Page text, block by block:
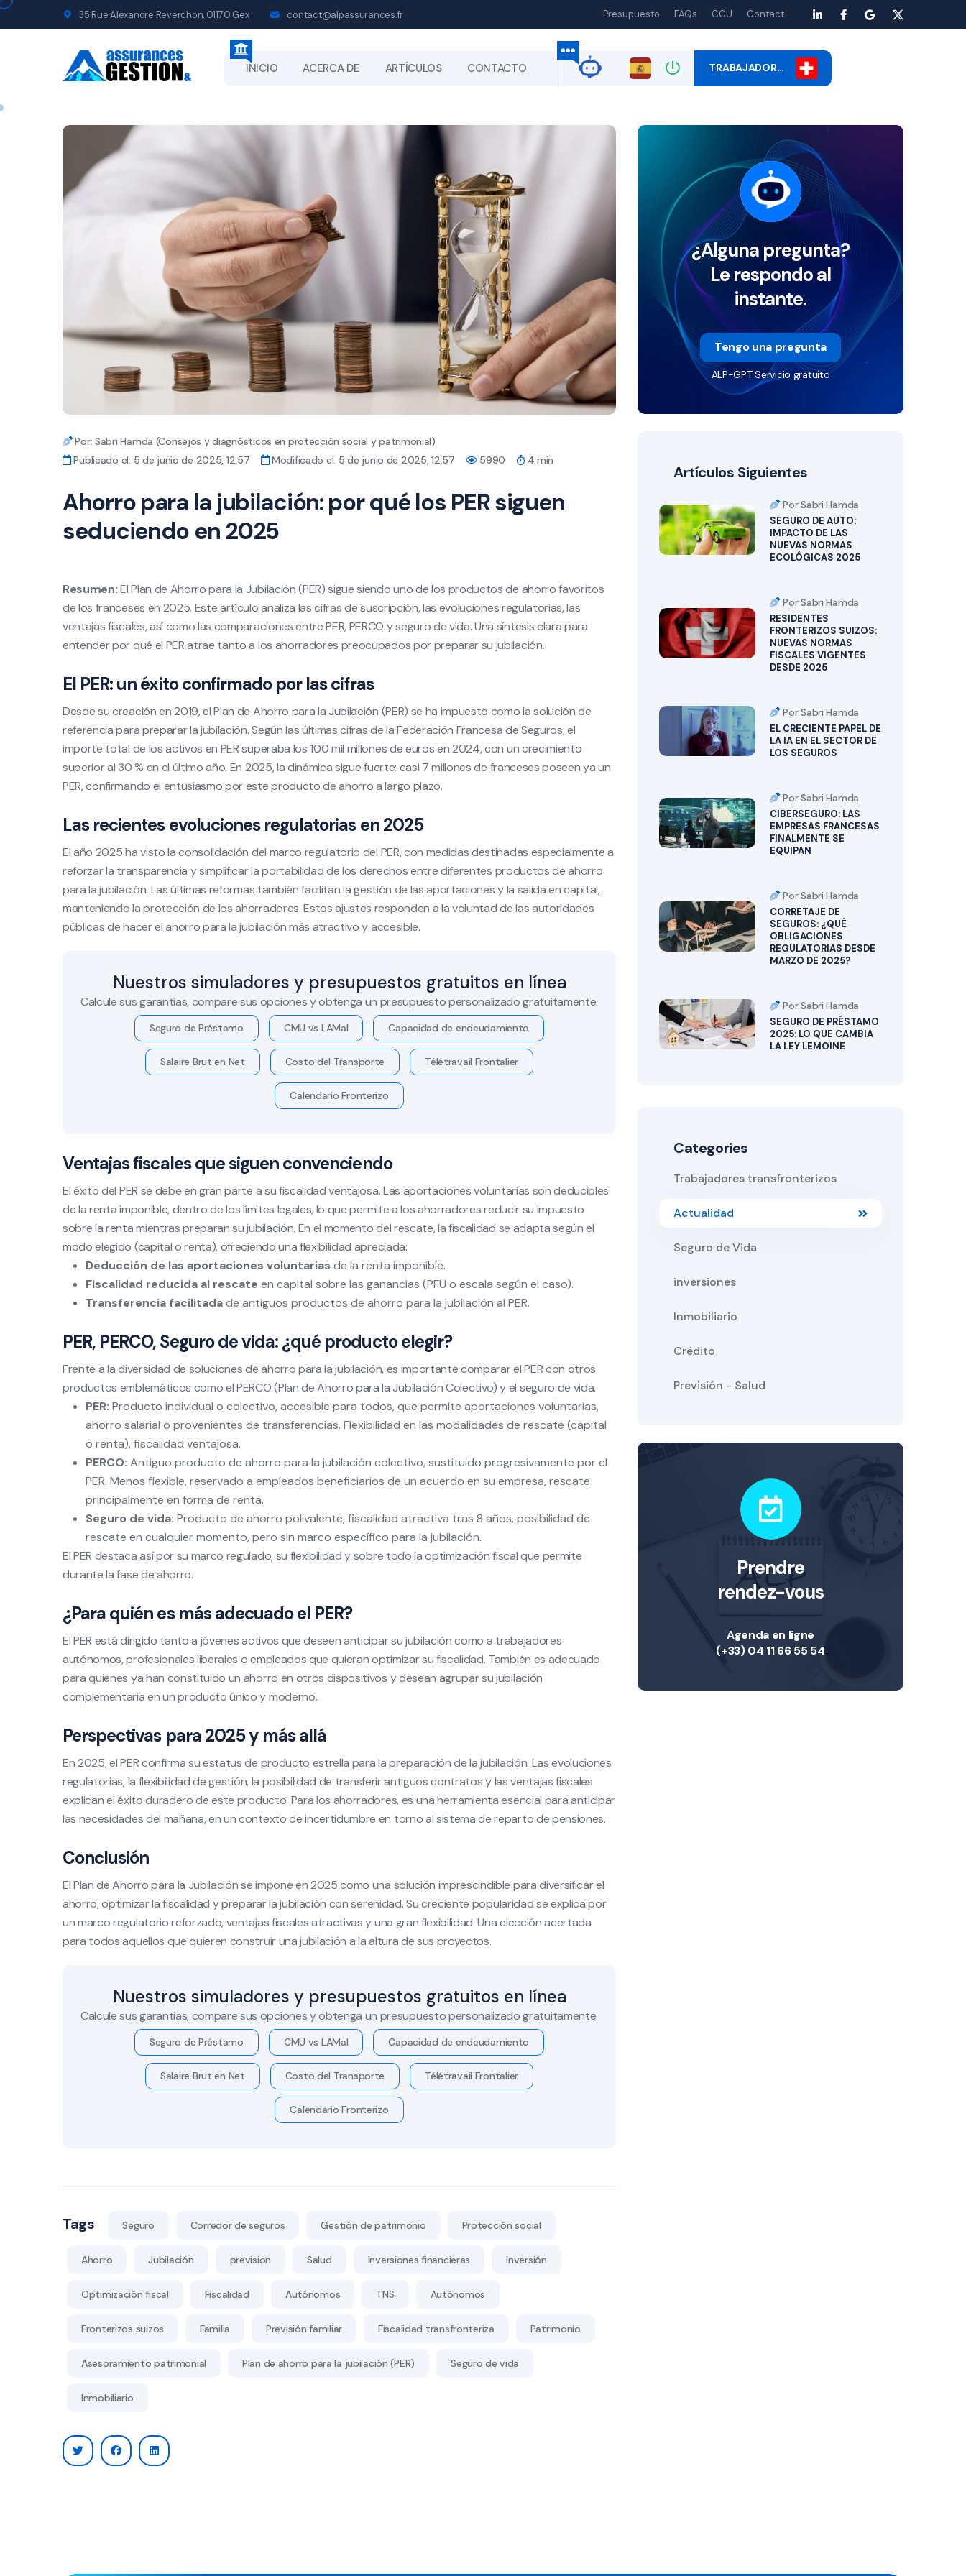
35 Rue Alexandre Reverchon, 01170 Gex contact@alpassurances.fr Presupuesto FAQs CGU Contact
INICIO ACERCA DE ARTÍCULOS CONTACTO TRABAJADOR…
Por: Sabri Hamda (Consejos y diagnósticos en protección social y patrimonial)
Publicado el: 5 de junio de 2025, 12:57
Modificado el: 5 de junio de 2025, 12:57 5990 4 min
Ahorro para la jubilación: por qué los PER siguen
seduciendo en 2025
Resumen:El Plan de Ahorro para la Jubilación (PER) sigue siendo uno de los productos de ahorro favoritos
de los franceses en 2025. Este artículo analiza las cifras de suscripción, las evoluciones regulatorias, las
ventajas fiscales, así como las comparaciones entre PER, PERCO y seguro de vida. Una síntesis clara para
entender por qué el PER atrae tanto a los ahorradores preocupados por preparar su jubilación.
El PER: un éxito confirmado por las cifras
Desde su creación en 2019, el Plan de Ahorro para la Jubilación (PER) se ha impuesto como la solución de
referencia para preparar la jubilación. Según las últimas cifras de la Federación Francesa de Seguros, el
importe total de los activos en PER superaba los 100 mil millones de euros en 2024, con un crecimiento
superior al 30 % en el último año. En 2025, la dinámica sigue fuerte: casi 7 millones de franceses poseen ya un
PER, confirmando el entusiasmo por este producto de ahorro a largo plazo.
Las recientes evoluciones regulatorias en 2025
El año 2025 ha visto la consolidación del marco regulatorio del PER, con medidas destinadas especialmente a
reforzar la transparencia y simplificar la portabilidad de los derechos entre diferentes productos de ahorro
para la jubilación. Las últimas reformas también facilitan la gestión de las aportaciones y la salida en capital,
manteniendo la protección de los ahorradores. Estos ajustes responden a la voluntad de las autoridades
públicas de hacer el ahorro para la jubilación más atractivo y accesible.
Nuestros simuladores y presupuestos gratuitos en línea
Calcule sus garantías, compare sus opciones y obtenga un presupuesto personalizado gratuitamente.
Seguro de Préstamo CMU vs LAMal Capacidad de endeudamiento
Salaire Brut en Net Costo del Transporte Télétravail Frontalier
Calendario Fronterizo
Ventajas fiscales que siguen convenciendo
El éxito del PER se debe en gran parte a su fiscalidad ventajosa. Las aportaciones voluntarias son deducibles
de la renta imponible, dentro de los límites legales, lo que permite a los ahorradores reducir su impuesto
sobre la renta mientras preparan su jubilación. En el momento del rescate, la fiscalidad se adapta según el
modo elegido (capital o renta), ofreciendo una flexibilidad apreciada:
Deducción de las aportaciones voluntarias de la renta imponible.
Fiscalidad reducida al rescate en capital sobre las ganancias (PFU o escala según el caso).
Transferencia facilitadade antiguos productos de ahorro para la jubilación al PER.
PER, PERCO, Seguro de vida: ¿qué producto elegir?
Frente a la diversidad de soluciones de ahorro para la jubilación, es importante comparar el PER con otros
productos emblemáticos como el PERCO (Plan de Ahorro para la Jubilación Colectivo) y el seguro de vida.
PER: Producto individual o colectivo, accesible para todos, que permite aportaciones voluntarias,
ahorro salarial o provenientes de transferencias. Flexibilidad en las modalidades de rescate (capital
o renta), fiscalidad ventajosa.
PERCO: Antiguo producto de ahorro para la jubilación colectivo, sustituido progresivamente por el
PER. Menos flexible, reservado a empleados beneficiarios de un acuerdo en su empresa, rescate
principalmente en forma de renta.
Seguro de vida: Producto de ahorro polivalente, fiscalidad atractiva tras 8 años, posibilidad de
rescate en cualquier momento, pero sin marco específico para la jubilación.
El PER destaca así por su marco regulado, su flexibilidad y sobre todo la optimización fiscal que permite
durante la fase de ahorro.
¿Para quién es más adecuado el PER?
El PER está dirigido tanto a jóvenes activos que deseen anticipar su jubilación como a trabajadores
autónomos, profesionales liberales o empleados que quieran optimizar su fiscalidad. También es adecuado
para quienes ya han constituido un ahorro en otros dispositivos y desean agrupar su jubilación
complementaria en un producto único y moderno.
Perspectivas para 2025 y más allá
En 2025, el PER confirma su estatus de producto estrella para la preparación de la jubilación. Las evoluciones
regulatorias, la flexibilidad de gestión, la posibilidad de transferir antiguos contratos y las ventajas fiscales
explican el éxito duradero de este producto. Para los ahorradores, es una herramienta esencial para anticipar
las necesidades del mañana, en un contexto de incertidumbre en torno al sistema de reparto de pensiones.
Conclusión
El Plan de Ahorro para la Jubilación se impone en 2025 como una solución imprescindible para diversificar el
ahorro, optimizar la fiscalidad y preparar la jubilación con serenidad. Su creciente popularidad se explica por
un marco regulatorio reforzado, ventajas fiscales atractivas y una gran flexibilidad. Una elección acertada
para todos aquellos que quieren construir una jubilación a la altura de sus proyectos.
Nuestros simuladores y presupuestos gratuitos en línea
Calcule sus garantías, compare sus opciones y obtenga un presupuesto personalizado gratuitamente.
Seguro de Préstamo CMU vs LAMal Capacidad de endeudamiento
Salaire Brut en Net Costo del Transporte Télétravail Frontalier
Calendario Fronterizo
Tags Seguro Corredor de seguros Gestión de patrimonio Protección social
Ahorro Jubilación prevision Salud Inversiones financieras Inversión
Optimización fiscal Fiscalidad Autónomos TNS Autónomos
Fronterizos suizos Familia Previsión familiar Fiscalidad transfronteriza Patrimonio
Asesoramiento patrimonial Plan de ahorro para la jubilación (PER) Seguro de vida
Inmobiliario
¿Alguna pregunta?
Le respondo al
instante.
Tengo una pregunta
ALP-GPT Servicio gratuito
Artículos Siguientes
Por Sabri Hamda
SEGURO DE AUTO:
IMPACTO DE LAS
NUEVAS NORMAS
ECOLÓGICAS 2025
Por Sabri Hamda
RESIDENTES
FRONTERIZOS SUIZOS:
NUEVAS NORMAS
FISCALES VIGENTES
DESDE 2025
Por Sabri Hamda
EL CRECIENTE PAPEL DE
LA IA EN EL SECTOR DE
LOS SEGUROS
Por Sabri Hamda
CIBERSEGURO: LAS
EMPRESAS FRANCESAS
FINALMENTE SE
EQUIPAN
Por Sabri Hamda
CORRETAJE DE
SEGUROS: ¿QUÉ
OBLIGACIONES
REGULATORIAS DESDE
MARZO DE 2025?
Por Sabri Hamda
SEGURO DE PRÉSTAMO
2025: LO QUE CAMBIA
LA LEY LEMOINE
Categories
Trabajadores transfronterizos
Actualidad
Seguro de Vida
inversiones
Inmobiliario
Crédito
Previsión - Salud
Prendre
rendez-vous
Agenda en ligne
(+33) 04 11 66 55 54